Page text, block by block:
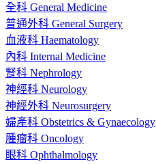
全科 General Medicine
普通外科 General Surgery
血液科 Haematology
內科 Internal Medicine
腎科 Nephrology
神經科 Neurology
神經外科 Neurosurgery
婦產科 Obstetrics & Gynaecology
腫瘤科 Oncology
眼科 Ophthalmology